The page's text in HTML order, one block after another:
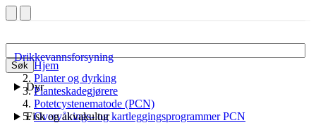
Søk
Drikkevannsforsyning
Dyr
Fisk og akvakultur
Hjem
Planter og dyrking
Planteskadegjørere
Potetcystenematode (PCN)
Overvåkings- og kartleggingsprogrammer PCN